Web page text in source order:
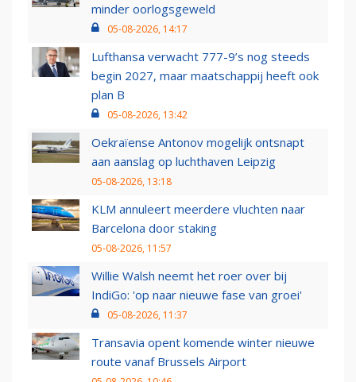
minder oorlogsgeweld
05-08-2026, 14:17
Lufthansa verwacht 777-9’s nog steeds
begin 2027, maar maatschappij heeft ook
plan B
05-08-2026, 13:42
Oekraïense Antonov mogelijk ontsnapt
aan aanslag op luchthaven Leipzig
05-08-2026, 13:18
KLM annuleert meerdere vluchten naar
Barcelona door staking
05-08-2026, 11:57
Willie Walsh neemt het roer over bij
IndiGo: 'op naar nieuwe fase van groei'
05-08-2026, 11:37
Transavia opent komende winter nieuwe
route vanaf Brussels Airport